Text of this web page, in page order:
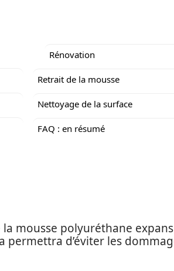
Rénovation
Retrait de la mousse
Nettoyage de la surface
FAQ : en résumé
mousse polyuréthane
d’éviter les